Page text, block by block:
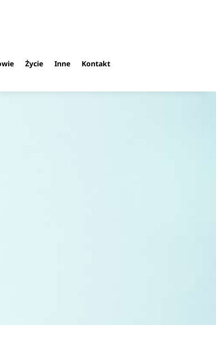
Życie Inne Kontakt